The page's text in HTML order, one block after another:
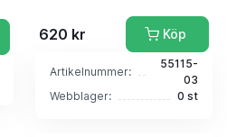
620 kr Köp
Artikelnummer:
55115-
03
Webblager:
0 st